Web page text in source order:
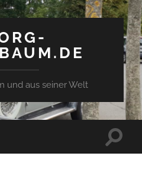
und aus seiner Welt
Toggle